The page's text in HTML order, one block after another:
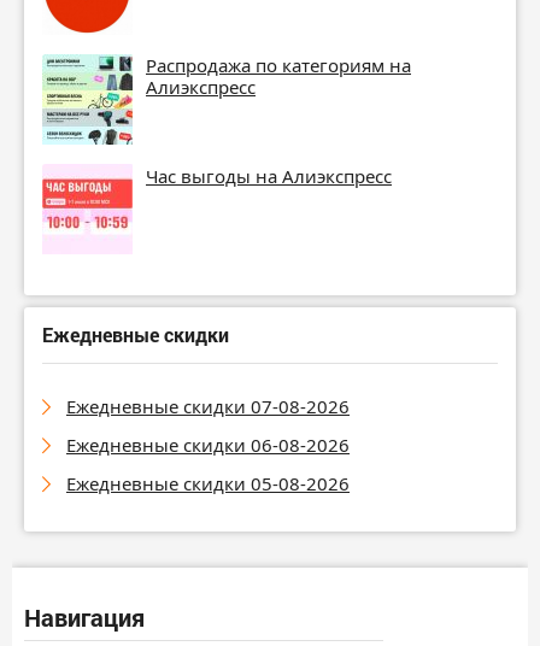
Распродажа по категориям на
Алиэкспресс
Час выгоды на Алиэкспресс
Ежедневные скидки
Ежедневные скидки 07-08-2026
Ежедневные скидки 06-08-2026
Ежедневные скидки 05-08-2026
Навигация